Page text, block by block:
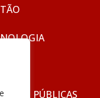
PÚBLICAS